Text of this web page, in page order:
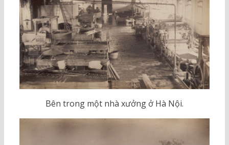
Bên trong một nhà xưởng ở Hà Nội.